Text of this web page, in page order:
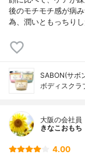
後のモチモチ感が病
為、潤いともっちり
SABON(サボ
ボディスクラ
大阪の会社員
きなこおもち
4.00